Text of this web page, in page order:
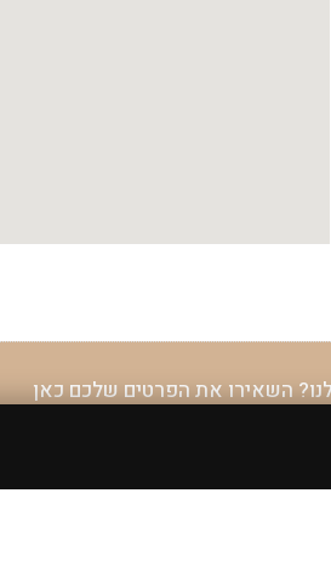
השאירו את הפרטים שלכם כאן